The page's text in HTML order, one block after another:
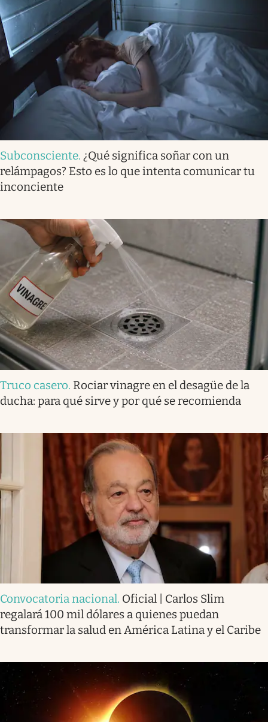
Subconsciente. ¿Qué significa soñar con un
relámpagos? Esto es lo que intenta comunicar tu
inconciente
Truco casero. Rociar vinagre en el desagüe de la
ducha: para qué sirve y por qué se recomienda
Convocatoria nacional. Oficial | Carlos Slim
regalará 100 mil dólares a quienes puedan
transformar la salud en América Latina y el Caribe